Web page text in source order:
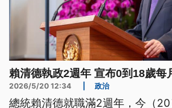
賴清德執政2週年 宣布0到18歲每
2026/5/20 12:34 政治
總統賴清德就職滿2週年，今（